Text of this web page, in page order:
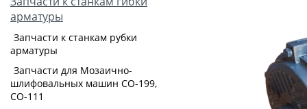
арматуры
Запчасти к станкам рубки
арматуры
Запчасти для Мозаично-
шлифовальных машин СО-199,
СО-111